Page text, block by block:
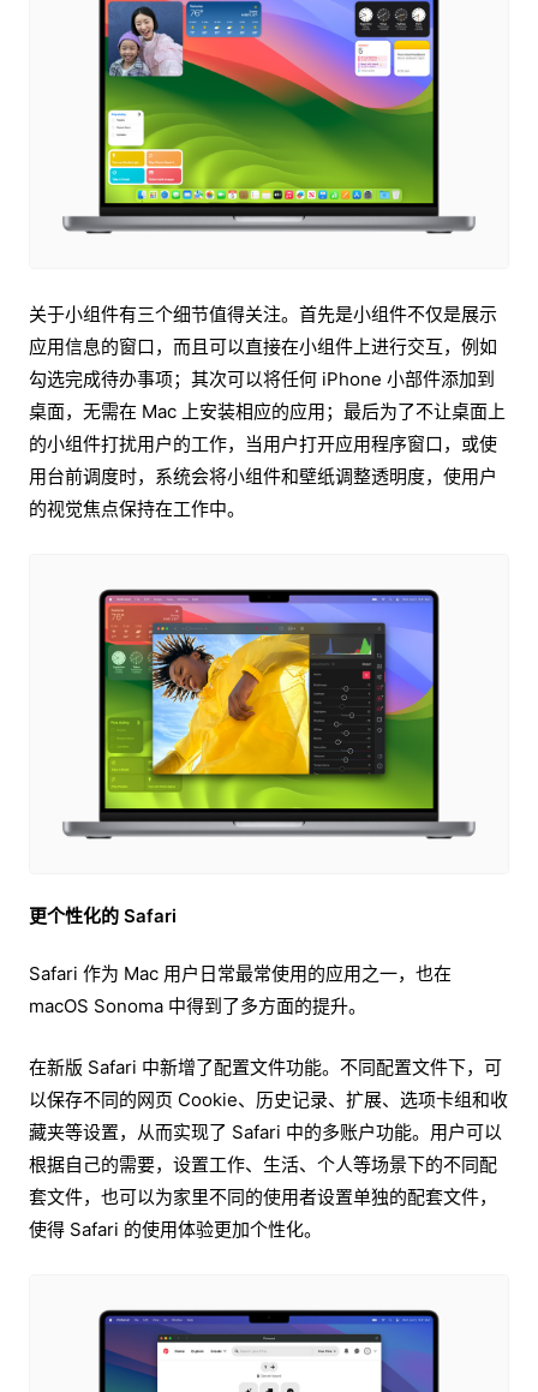
关于小组件有三个细节值得关注。首先是小组件不仅是展示
应用信息的窗口，而且可以直接在小组件上进行交互，例如
勾选完成待办事项；其次可以将任何 iPhone 小部件添加到
桌面，无需在 Mac 上安装相应的应用；最后为了不让桌面上
的小组件打扰用户的工作，当用户打开应用程序窗口，或使
用台前调度时，系统会将小组件和壁纸调整透明度，使用户
的视觉焦点保持在工作中。
更个性化的 Safari
Safari 作为 Mac 用户日常最常使用的应用之一，也在
macOS Sonoma 中得到了多方面的提升。
在新版 Safari 中新增了配置文件功能。不同配置文件下，可
以保存不同的网页 Cookie、历史记录、扩展、选项卡组和收
藏夹等设置，从而实现了 Safari 中的多账户功能。用户可以
根据自己的需要，设置工作、生活、个人等场景下的不同配
套文件，也可以为家里不同的使用者设置单独的配套文件，
使得 Safari 的使用体验更加个性化。